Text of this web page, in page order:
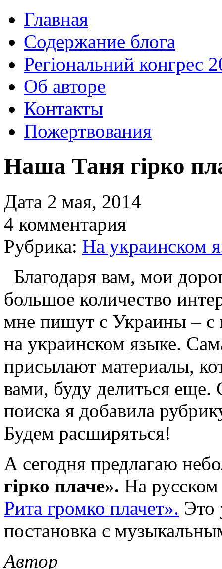
Главная
Содержание блога
Регіональний конгрес
Об авторе
Контакты
Пожертвования
Наша Таня гірко
Дата 2 мая, 2014
4 комментария
Рубрика: На украинском
Благодаря вам, мои
большое количество
мне пишут с Украины – с
на украинском языке.
присылают материалы,
вами, буду делиться еще.
поиска я добавила
Будем расширяться!
А сегодня предлагаю
гірко плаче». На
Рита громко плачет». Это
постановка с
Автор